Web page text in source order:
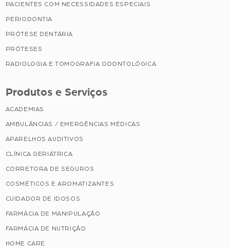
PACIENTES COM NECESSIDADES ESPECIAIS
PERIODONTIA
PRÓTESE DENTÁRIA
PRÓTESES
RADIOLOGIA E TOMOGRAFIA ODONTOLÓGICA
Produtos e Serviços
ACADEMIAS
AMBULÂNCIAS / EMERGÊNCIAS MÉDICAS
APARELHOS AUDITIVOS
CLÍNICA GERIÁTRICA
CORRETORA DE SEGUROS
COSMÉTICOS E AROMATIZANTES
CUIDADOR DE IDOSOS
FARMÁCIA DE MANIPULAÇÃO
FARMÁCIA DE NUTRIÇÃO
HOME CARE